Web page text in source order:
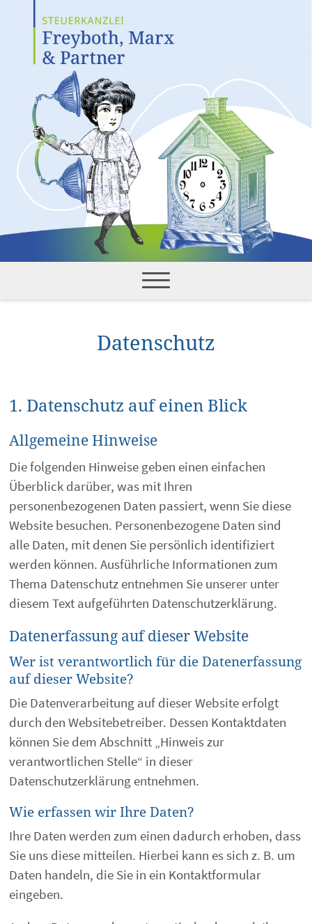
Datenschutz
1. Datenschutz auf einen Blick
Allgemeine Hinweise
Die folgenden Hinweise geben einen einfachen
Überblick darüber, was mit Ihren
personenbezogenen Daten passiert, wenn Sie diese
Website besuchen. Personenbezogene Daten sind
alle Daten, mit denen Sie persönlich identifiziert
werden können. Ausführliche Informationen zum
Thema Datenschutz entnehmen Sie unserer unter
diesem Text aufgeführten Datenschutzerklärung.
Datenerfassung auf dieser Website
Wer ist verantwortlich für die Datenerfassung
auf dieser Website?
Die Datenverarbeitung auf dieser Website erfolgt
durch den Websitebetreiber. Dessen Kontaktdaten
können Sie dem Abschnitt „Hinweis zur
verantwortlichen Stelle“ in dieser
Datenschutzerklärung entnehmen.
Wie erfassen wir Ihre Daten?
Ihre Daten werden zum einen dadurch erhoben, dass
Sie uns diese mitteilen. Hierbei kann es sich z. B. um
Daten handeln, die Sie in ein Kontaktformular
eingeben.